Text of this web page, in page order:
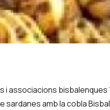
associacions bisbalenques
sardanes amb la cobla